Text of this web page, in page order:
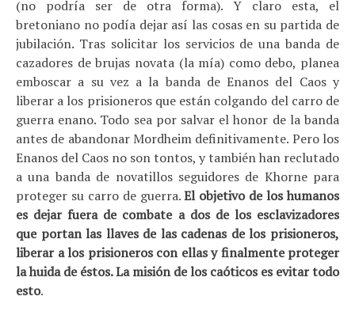
(no podría ser de otra forma). Y claro esta, el
bretoniano no podía dejar así las cosas en su partida de
jubilación. Tras solicitar los servicios de una banda de
cazadores de brujas novata (la mía) como debo, planea
emboscar a su vez a la banda de Enanos del Caos y
liberar a los prisioneros que están colgando del carro de
guerra enano. Todo sea por salvar el honor de la banda
antes de abandonar Mordheim definitivamente. Pero los
Enanos del Caos no son tontos, y también han reclutado
a una banda de novatillos seguidores de Khorne para
proteger su carro de guerra.El objetivo de los humanos
es dejar fuera de combate a dos de los esclavizadores
que portan las llaves de las cadenas de los prisioneros,
liberar a los prisioneros con ellas y finalmente proteger
la huida de éstos. La misión de los caóticos es evitar todo
esto.